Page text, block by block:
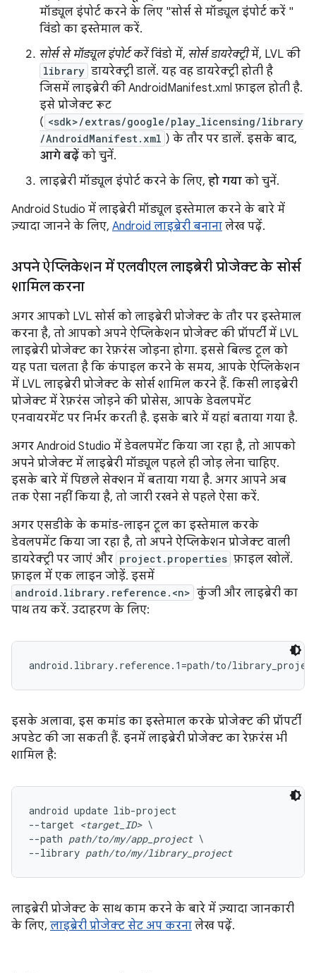
मॉड्यूल इंपोर्ट करने के लिए "सोर्स से मॉड्यूल इंपोर्ट करें "
विंडो का इस्तेमाल करें.
सोर्स से मॉड्यूल इंपोर्ट करेंविंडो में, सोर्स डायरेक्ट्रीमें, LVL की
library डायरेक्ट्री डालें. यह वह डायरेक्ट्री होती है
जिसमें लाइब्रेरी की AndroidManifest.xml फ़ाइल होती है.
इसे प्रोजेक्ट रूट
( <sdk>/extras/google/play_licensing/library
/AndroidManifest.xml ) के तौर पर डालें. इसके बाद,
आगे बढ़ें को चुनें.
लाइब्रेरी मॉड्यूल इंपोर्ट करने के लिए, हो गया को चुनें.
Android Studio में लाइब्रेरी मॉड्यूल इस्तेमाल करने के बारे में
ज़्यादा जानने के लिए, Android लाइब्रेरी बनाना लेख पढ़ें.
अपने ऐप्लिकेशन में एलवीएल लाइब्रेरी प्रोजेक्ट के सोर्स
शामिल करना
अगर आपको LVL सोर्स को लाइब्रेरी प्रोजेक्ट के तौर पर इस्तेमाल
करना है, तो आपको अपने ऐप्लिकेशन प्रोजेक्ट की प्रॉपर्टी में LVL
लाइब्रेरी प्रोजेक्ट का रेफ़रंस जोड़ना होगा. इससे बिल्ड टूल को
यह पता चलता है कि कंपाइल करने के समय, आपके ऐप्लिकेशन
में LVL लाइब्रेरी प्रोजेक्ट के सोर्स शामिल करने हैं. किसी लाइब्रेरी
प्रोजेक्ट में रेफ़रंस जोड़ने की प्रोसेस, आपके डेवलपमेंट
एनवायरमेंट पर निर्भर करती है. इसके बारे में यहां बताया गया है.
अगर Android Studio में डेवलपमेंट किया जा रहा है, तो आपको
अपने प्रोजेक्ट में लाइब्रेरी मॉड्यूल पहले ही जोड़ लेना चाहिए.
इसके बारे में पिछले सेक्शन में बताया गया है. अगर आपने अब
तक ऐसा नहीं किया है, तो जारी रखने से पहले ऐसा करें.
अगर एसडीके के कमांड-लाइन टूल का इस्तेमाल करके
डेवलपमेंट किया जा रहा है, तो अपने ऐप्लिकेशन प्रोजेक्ट वाली
डायरेक्ट्री पर जाएं और project.properties फ़ाइल खोलें.
फ़ाइल में एक लाइन जोड़ें. इसमें
android.library.reference.<n> कुंजी और लाइब्रेरी का
पाथ तय करें. उदाहरण के लिए:
android.library.reference.1=path/to/
इसके अलावा, इस कमांड का इस्तेमाल करके प्रोजेक्ट की प्रॉपर्टी
अपडेट की जा सकती हैं. इनमें लाइब्रेरी प्रोजेक्ट का रेफ़रंस भी
शामिल है:
android update lib-project
--target <target_ID> \
--path path/to/my/app_project \
--library path/to/my/library_project
लाइब्रेरी प्रोजेक्ट के साथ काम करने के बारे में ज़्यादा जानकारी
के लिए, लाइब्रेरी प्रोजेक्ट सेट अप करना लेख पढ़ें.